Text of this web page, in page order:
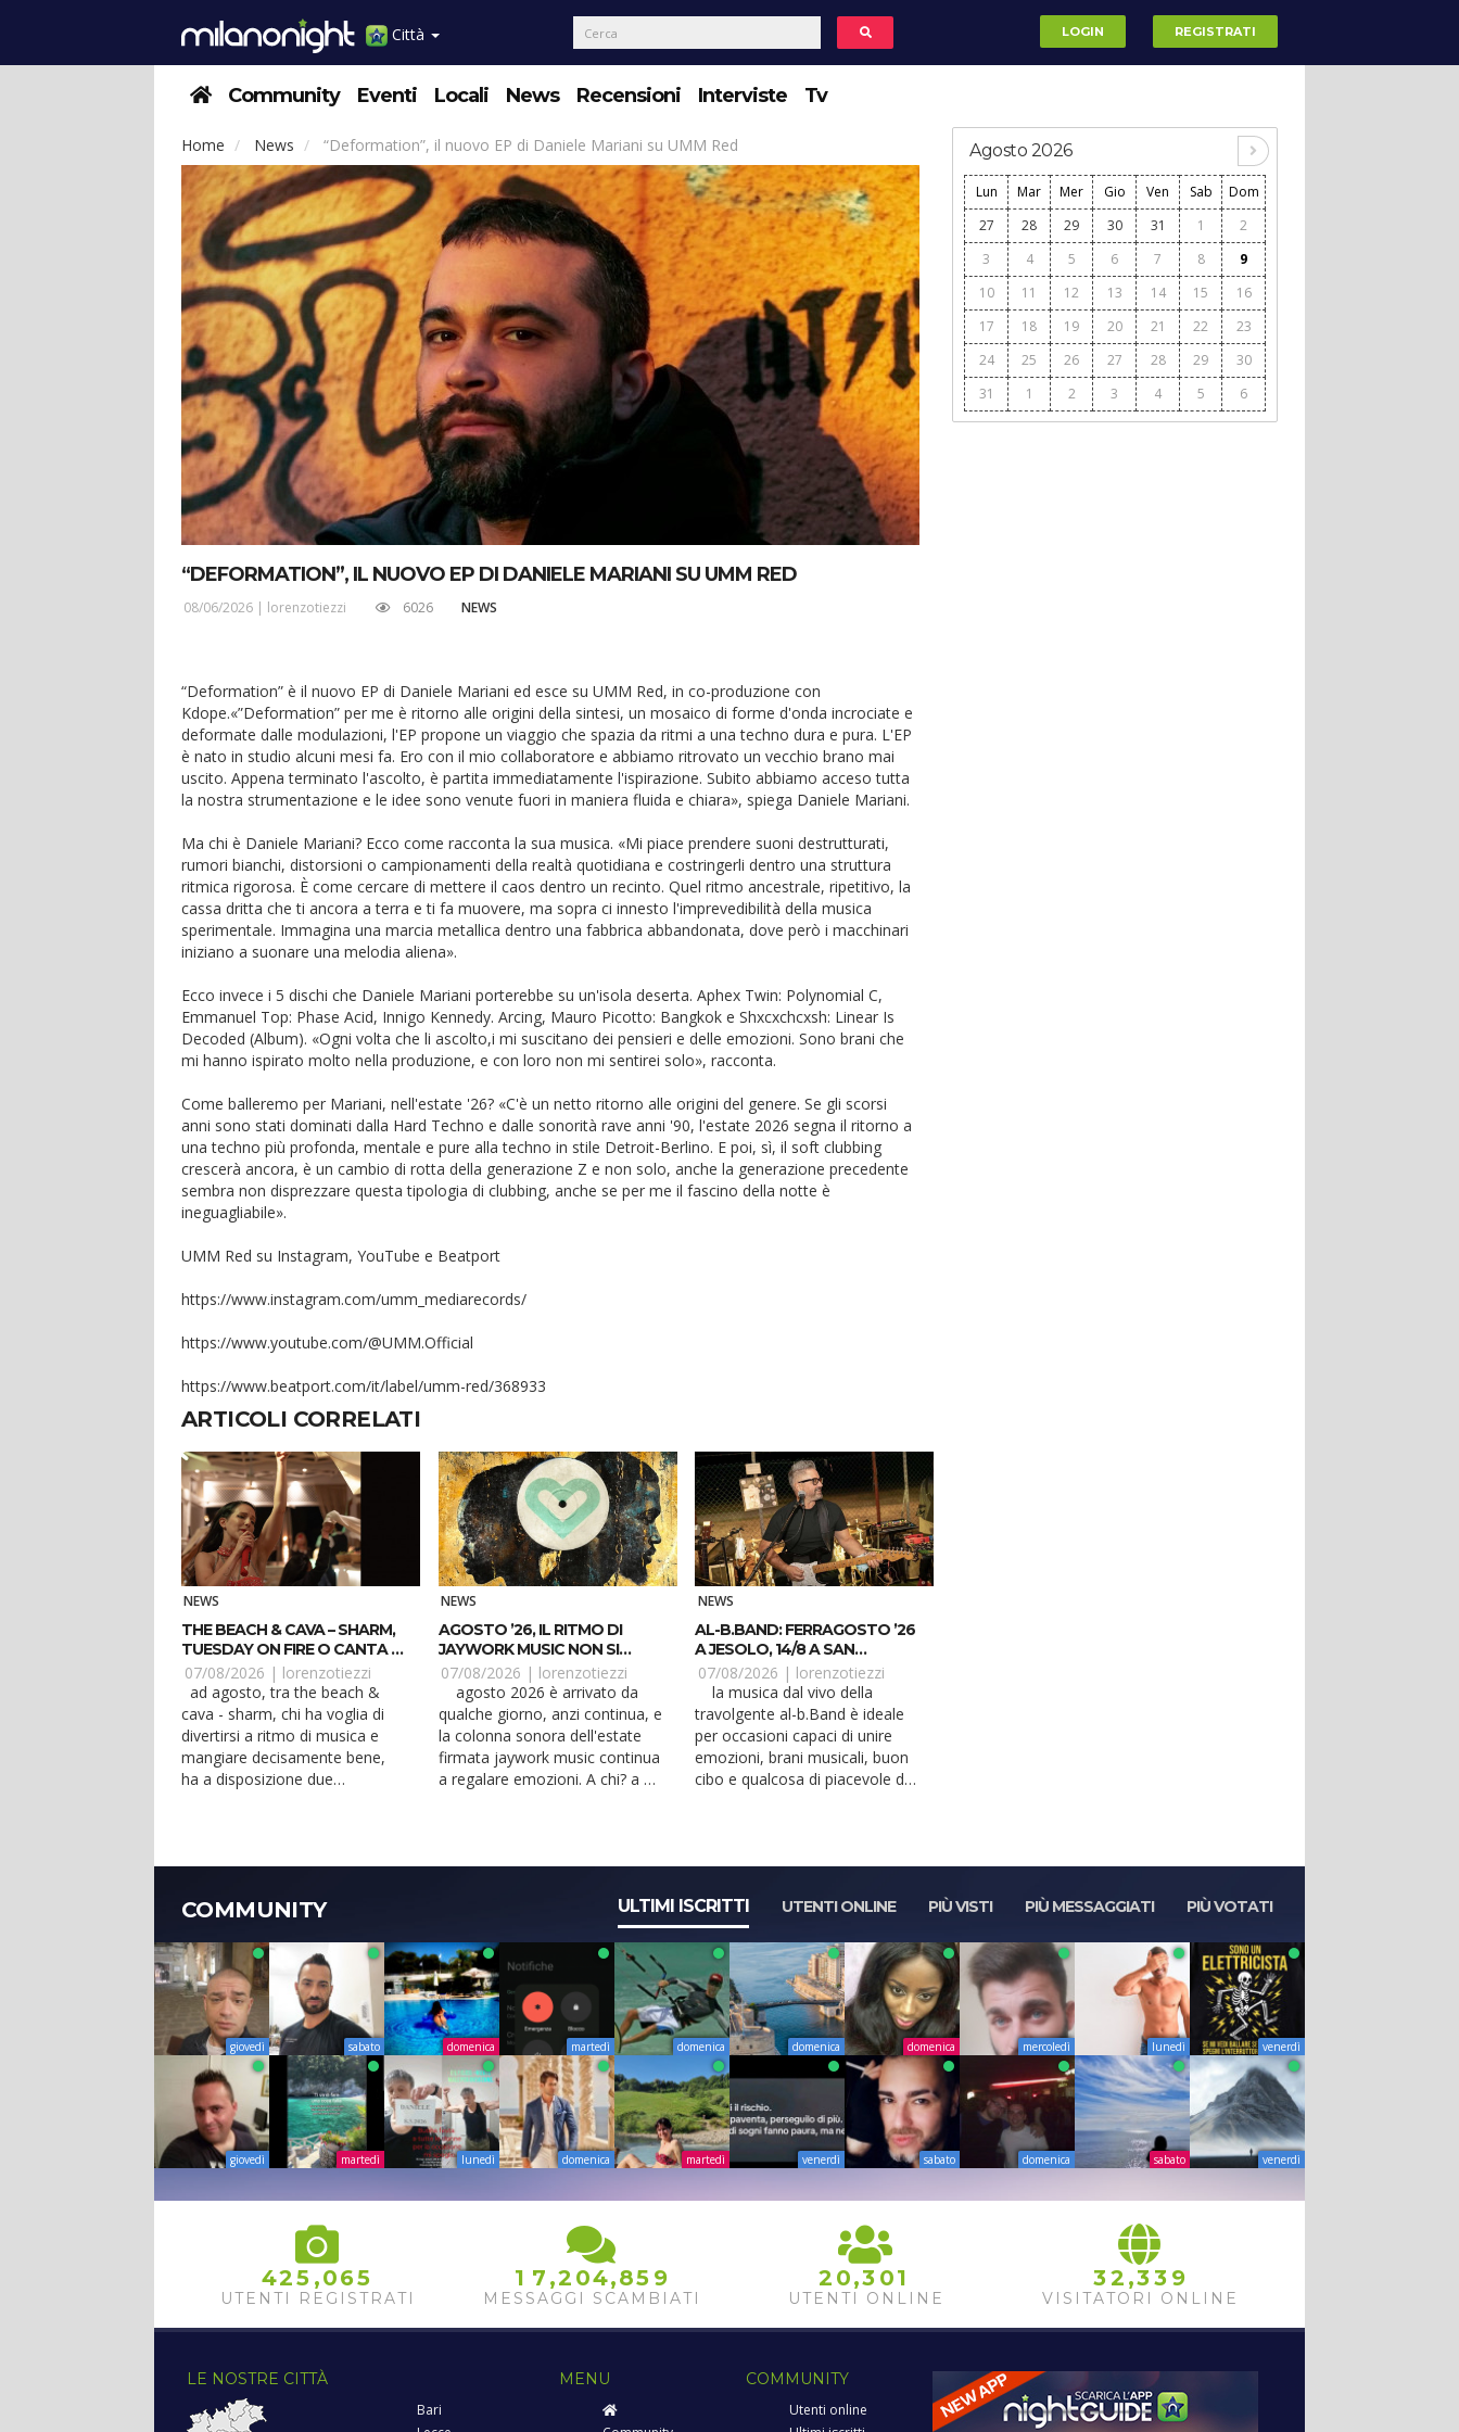
Città LOGIN REGISTRATI
Community Eventi Locali News Recensioni Interviste Tv
Home News “Deformation”, il nuovo EP di Daniele Mariani su UMM Red
“DEFORMATION”, IL NUOVO EP DI DANIELE MARIANI SU UMM RED
08/06/2026 | lorenzotiezzi 6026 NEWS
“Deformation” è il nuovo EP di Daniele Mariani ed esce su UMM Red, in co-produzione con
Kdope.«”Deformation” per me è ritorno alle origini della sintesi, un mosaico di forme d'onda incrociate e
deformate dalle modulazioni, l'EP propone un viaggio che spazia da ritmi a una techno dura e pura. L'EP
è nato in studio alcuni mesi fa. Ero con il mio collaboratore e abbiamo ritrovato un vecchio brano mai
uscito. Appena terminato l'ascolto, è partita immediatamente l'ispirazione. Subito abbiamo acceso tutta
la nostra strumentazione e le idee sono venute fuori in maniera fluida e chiara», spiega Daniele Mariani.
Ma chi è Daniele Mariani? Ecco come racconta la sua musica. «Mi piace prendere suoni destrutturati,
rumori bianchi, distorsioni o campionamenti della realtà quotidiana e costringerli dentro una struttura
ritmica rigorosa. È come cercare di mettere il caos dentro un recinto. Quel ritmo ancestrale, ripetitivo, la
cassa dritta che ti ancora a terra e ti fa muovere, ma sopra ci innesto l'imprevedibilità della musica
sperimentale. Immagina una marcia metallica dentro una fabbrica abbandonata, dove però i macchinari
iniziano a suonare una melodia aliena».
Ecco invece i 5 dischi che Daniele Mariani porterebbe su un'isola deserta. Aphex Twin: Polynomial C,
Emmanuel Top: Phase Acid, Innigo Kennedy. Arcing, Mauro Picotto: Bangkok e Shxcxchcxsh: Linear Is
Decoded (Album). «Ogni volta che li ascolto,i mi suscitano dei pensieri e delle emozioni. Sono brani che
mi hanno ispirato molto nella produzione, e con loro non mi sentirei solo», racconta.
Come balleremo per Mariani, nell'estate '26? «C'è un netto ritorno alle origini del genere. Se gli scorsi
anni sono stati dominati dalla Hard Techno e dalle sonorità rave anni '90, l'estate 2026 segna il ritorno a
una techno più profonda, mentale e pure alla techno in stile Detroit-Berlino. E poi, sì, il soft clubbing
crescerà ancora, è un cambio di rotta della generazione Z e non solo, anche la generazione precedente
sembra non disprezzare questa tipologia di clubbing, anche se per me il fascino della notte è
ineguagliabile».
UMM Red su Instagram, YouTube e Beatport
https://www.instagram.com/umm_mediarecords/
https://www.youtube.com/@UMM.Official
https://www.beatport.com/it/label/umm-red/368933
ARTICOLI CORRELATI
NEWS
THE BEACH & CAVA – SHARM,
TUESDAY ON FIRE O CANTA &
BALLA?
07/08/2026 | lorenzotiezzi
cava - sharm, chi ha voglia di
divertirsi a ritmo di musica e
mangiare decisamente bene,
ha a disposizione due
NEWS
AGOSTO ’26, IL RITMO DI
JAYWORK MUSIC NON SI
FERMA
07/08/2026 | lorenzotiezzi
qualche giorno, anzi continua, e
la colonna sonora dell'estate
firmata jaywork music continua
a regalare emozioni. A chi? a dj,
NEWS
AL-B.BAND: FERRAGOSTO ’26
A JESOLO, 14/8 A SAN
PANCRAZIO
07/08/2026 | lorenzotiezzi
travolgente al-b.Band è ideale
per occasioni capaci di unire
emozioni, brani musicali, buon
cibo e qualcosa di piacevole da
Agosto 2026
Lun Mar Mer Gio Ven Sab
Dom
27
28 29 30 31 1
2
3
4 5 6 7 8
9
10
11 12 13 14 15
16
17
18 19 20 21 22
23
24
25 26 27 28 29
30
31
1 2 3 4 5 6
COMMUNITY ULTIMI ISCRITTI UTENTI ONLINE PIÙ VISTI PIÙ MESSAGGIATI PIÙ VOTATI
giovedì sabato domenica martedì domenica domenica domenica mercoledì lunedì venerdì
giovedì martedì lunedì domenica martedì venerdì sabato domenica sabato venerdì
425 ,065
UTENTI REGISTRATI
1 7 ,2 04,85
6
9
0
MESSAGGI SCAMBIATI
2 0,3 01
UTENTI ONLINE
32 ,33 9
VISITATORI ONLINE
LE NOSTRE CITTÀ
Bari
MENU COMMUNITY
Utenti online